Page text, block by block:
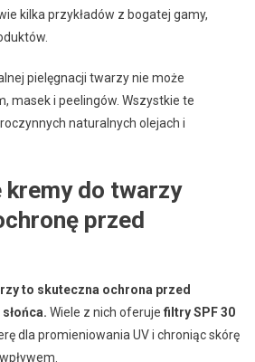
kilka przykładów z bogatej gamy,
pielęgnacji twarzy nie może
masek i peelingów. Wszystkie te
naturalnych olejach i
kremy do twarzy
przed
to skuteczna ochrona przed
Wiele z nich oferuje filtry SPF 30
dla promieniowania UV i chroniąc skórę